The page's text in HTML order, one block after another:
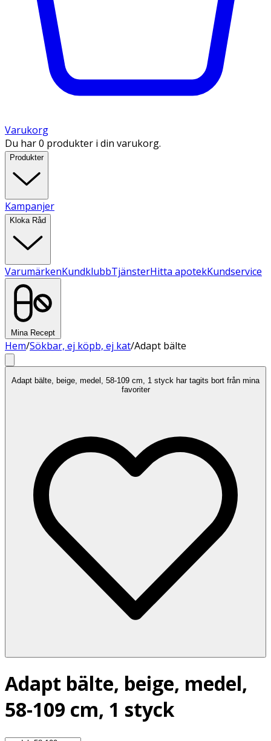
Varukorg
Du har 0 produkter i din varukorg.
Produkter
Kampanjer
Kloka Råd
VarumärkenKundklubbTjänsterHitta apotekKundservice
Mina Recept
Hem/Sökbar, ej köpb, ej kat/Adapt bälte
Adapt bälte, beige, medel, 58-109 cm, 1 styck har tagits bort från mina
favoriter
Adapt bälte, beige, medel,
58-109 cm, 1 styck